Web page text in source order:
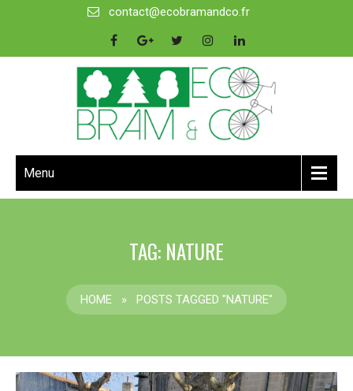
contact@ecobramandco.fr
Menu
TAG: NATURE
HOME » POSTS TAGGED "NATURE"